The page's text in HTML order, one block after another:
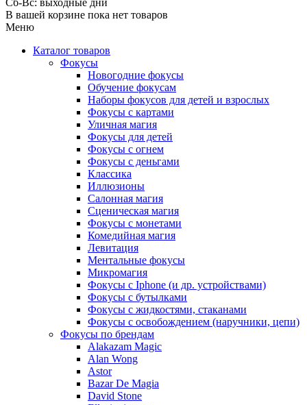
Сб-Вс: выходные дни
В вашей корзине пока нет товаров
Меню
Каталог товаров
Фокусы
Новогодние фокусы
Обучение фокусам
Наборы фокусов для детей и взрослых
Фокусы с картами
Уличная магия
Фокусы для детей
Фокусы с огнем
Фокусы с деньгами
Классика
Иллюзионы
Салонная магия
Сценическая магия
Фокусы с монетами
Комедийная магия
Левитация
Ментальные фокусы
Микромагия
Фокусы с Iphone (и др. устройствами)
Фокусы с бутылками
Фокусы с жидкостями, стаканами
Фокусы с освобождением (наручники, цепи)
Фокусы по брендам
Alakazam Magic
Alan Wong
Astor
Bazar De Magia
David Stone